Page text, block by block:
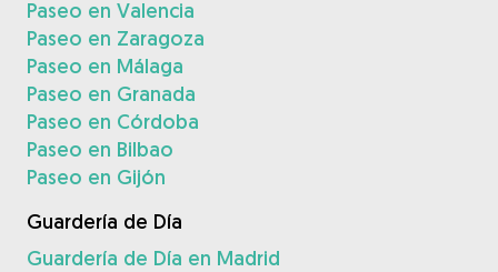
Paseo en Valencia
Paseo en Zaragoza
Paseo en Málaga
Paseo en Granada
Paseo en Córdoba
Paseo en Bilbao
Paseo en Gijón
Guardería de Día
Guardería de Día en Madrid